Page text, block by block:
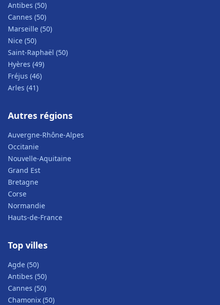
Antibes (50)
Cannes (50)
Marseille (50)
Nice (50)
Saint-Raphaël (50)
Hyères (49)
Fréjus (46)
Arles (41)
Autres régions
Auvergne-Rhône-Alpes
Occitanie
Nouvelle-Aquitaine
Grand Est
Bretagne
Corse
Normandie
Hauts-de-France
Top villes
Agde (50)
Antibes (50)
Cannes (50)
Chamonix (50)